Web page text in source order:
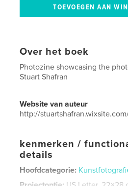
Over het boek
Photozine showcasing the
Stuart Shafran
Website van auteur
http://
kenmerken /
details
Hoofdcategorie: